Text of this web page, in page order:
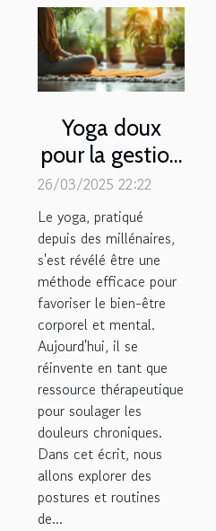
Yoga doux
pour la gestion
de la douleur
chronique
postures et
routines pour
soulager
26/03/2025 22:22
Le yoga, pratiqué
depuis des millénaires,
s'est révélé être une
méthode efficace pour
favoriser le bien-être
corporel et mental.
Aujourd'hui, il se
réinvente en tant que
ressource thérapeutique
pour soulager les
douleurs chroniques.
Dans cet écrit, nous
allons explorer des
postures et routines
de...